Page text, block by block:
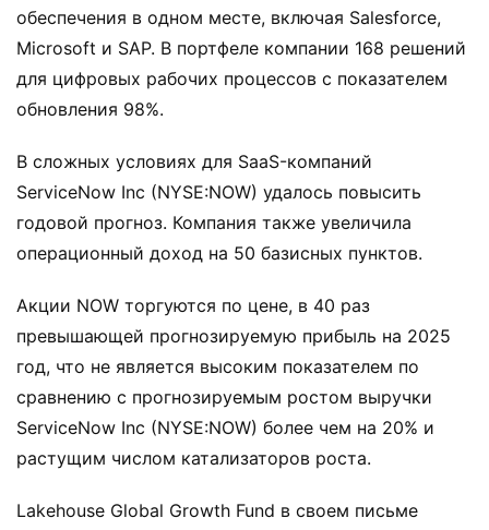
обеспечения в одном месте, включая Salesforce,
Microsoft и SAP. В портфеле компании 168 решений
для цифровых рабочих процессов с показателем
обновления 98%.
В сложных условиях для SaaS-компаний
ServiceNow Inc (NYSE:NOW) удалось повысить
годовой прогноз. Компания также увеличила
операционный доход на 50 базисных пунктов.
Акции NOW торгуются по цене, в 40 раз
превышающей прогнозируемую прибыль на 2025
год, что не является высоким показателем по
сравнению с прогнозируемым ростом выручки
ServiceNow Inc (NYSE:NOW) более чем на 20% и
растущим числом катализаторов роста.
Lakehouse Global Growth Fund в своем письме